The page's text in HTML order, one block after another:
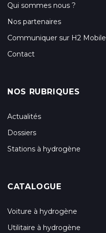
Qui sommes nous ?
Nos partenaires
Communiquer sur H2 Mobile
Contact
NOS RUBRIQUES
Actualités
Dossiers
Stations à hydrogène
CATALOGUE
Voiture à hydrogène
Utilitaire à hydrogène